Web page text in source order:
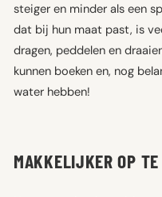
steiger en minder als een
dat bij hun maat past, is
dragen, peddelen en
kunnen boeken en, nog
water hebben!
MAKKELIJKER OP TE